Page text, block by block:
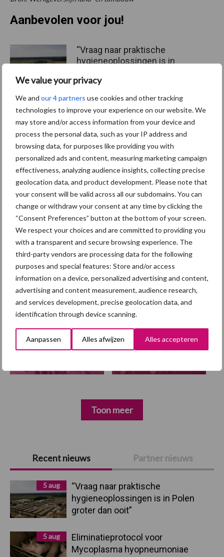
We value your privacy
We and our 4 partners use cookies and other tracking
technologies to improve your experience on our website. We
may store and/or access information from your device and
process the personal data, such as your IP address and
browsing data, for purposes like providing you with
personalized ads and content, measuring marketing campaign
effectiveness, analyzing audience insights, collecting precise
geolocation data, and product development. Please note that
your consent will be valid across all our subdomains. You can
change or withdraw your consent at any time by clicking the
“Consent Preferences” button at the bottom of your screen.
We respect your choices and are committed to providing you
with a transparent and secure browsing experience. The
third-party vendors are processing data for the following
purposes and special features: Store and/or access
information on a device, personalized advertising and content,
advertising and content measurement, audience research,
and services development, precise geolocation data, and
identification through device scanning.
Aanpassen Alles afwijzen Alles accepteren
Primaire
Sidebar
Recent nieuws Partner nieuws
5 aug
“Vraag naar praktische
hygieneoplossingen is in Polen
groter dan ooit”
5 aug
Eliminatieprotocol voor
Mycoplasma hyopneumoniae
Aanbevolen voor jou!
“Vraag naar praktische
hygieneoplossingen is in
Eliminatieprotocol voor
Mycoplasma hyopneumonia
e
AVP in Finland onderstreept
dat alertheid belangrijk is,
zeker nu
Themapagina
Diergezondheid Fokkerij Huisvesting
Afrikaanse
Brachyspira
Toon meer